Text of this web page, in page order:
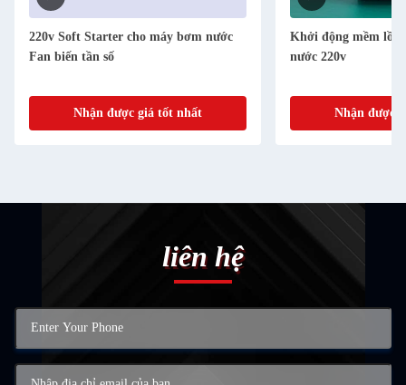
220v Soft Starter cho máy bơm nước
Fan biến tần số
Nhận được giá tốt nhất
Khởi động mềm
nước 220v
Nhận được
liên hệ